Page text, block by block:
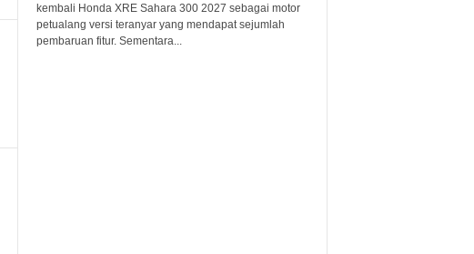
kembali Honda XRE Sahara 300 2027 sebagai motor
petualang versi teranyar yang mendapat sejumlah
pembaruan fitur. Sementara...